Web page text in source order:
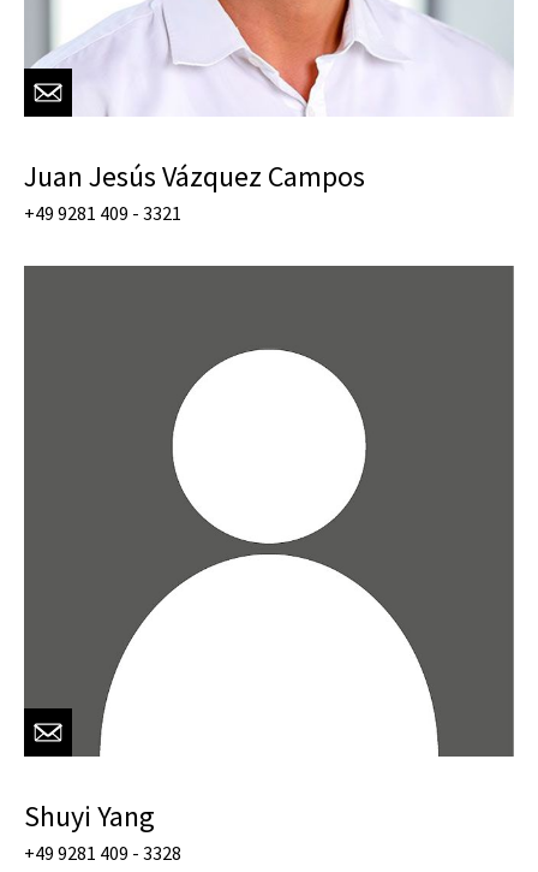
Juan Jesús Vázquez Campos
+49 9281 409 - 3321
Shuyi Yang
+49 9281 409 - 3328